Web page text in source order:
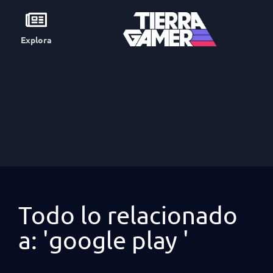
Explora
Todo lo relacionado
a: 'google play '